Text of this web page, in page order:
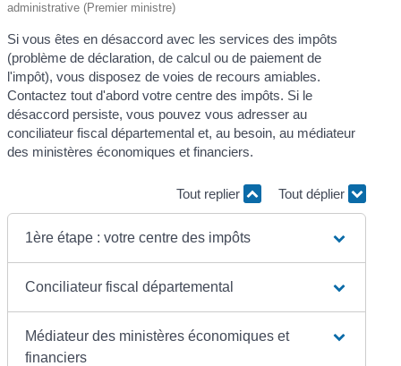
administrative (Premier ministre)
Si vous êtes en désaccord avec les services des impôts
(problème de déclaration, de calcul ou de paiement de
l'impôt), vous disposez de voies de recours amiables.
Contactez tout d'abord votre centre des impôts. Si le
désaccord persiste, vous pouvez vous adresser au
conciliateur fiscal départemental et, au besoin, au médiateur
des ministères économiques et financiers.
Tout replier Tout déplier
1ère étape : votre centre des impôts
Conciliateur fiscal départemental
Médiateur des ministères économiques et
financiers